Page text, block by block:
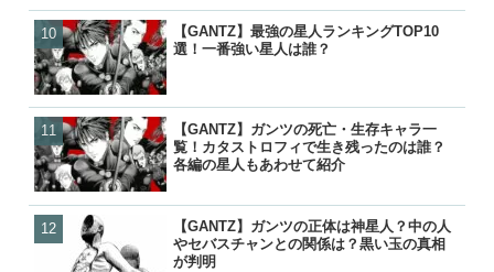
【GANTZ】最強の星人ランキングTOP10
選！一番強い星人は誰？
【GANTZ】ガンツの死亡・生存キャラ一
覧！カタストロフィで生き残ったのは誰？
各編の星人もあわせて紹介
【GANTZ】ガンツの正体は神星人？中の人
やセバスチャンとの関係は？黒い玉の真相
が判明
【GANTZ】ガンツの死亡・
覧！カタストロフィで生き
【GANTZ】最強キャララン
選！一番強いキャラは玄野
人物？
【GANTZ】ガンツの正体は
やセバスチャンとの関係は
【GANTZ】最強キャララン
選！一番強いキャラは玄野
【GANTZ】ガンツの死亡・
覧！カタストロフィで生き
各編の星人もあわせて紹介
【ぬらりひょんの孫】リク
ら）って結婚したの？キス
【BLEACH】零番隊は死亡
後が小説で判明！
【ワンピース】ローが敗北
げの詳細と敗走について
【鬼滅の刃】炭治郎や生存
の後は？何をしてるの？